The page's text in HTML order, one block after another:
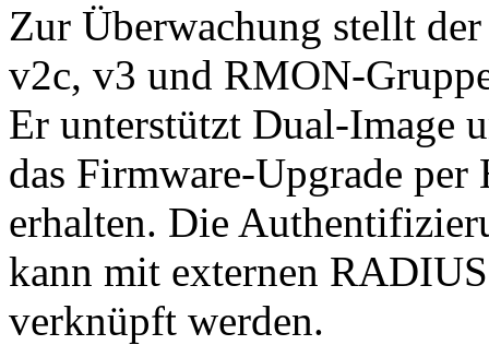
Zur Überwachung stellt
v2c, v3 und RMON-
Er unterstützt Dual-Image
das Firmware-Upgrade
erhalten. Die
kann mit externen
verknüpft werden.